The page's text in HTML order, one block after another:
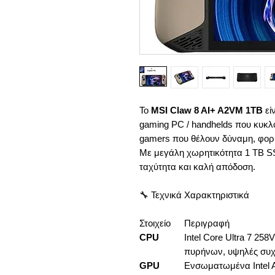
Το MSI Claw 8 AI+ A2VM 1TB
gaming PC / handhelds που
gamers που θέλουν δύναμη,
Με μεγάλη χωρητικότητα 1 TB
ταχύτητα και καλή απόδοση.
🔧 Τεχνικά Χαρακτηριστικά
Στοιχείο
Περιγραφή
CPU
Intel Core Ultra 7
πυρήνων, υψηλές
GPU
Ενσωματωμένα Intel